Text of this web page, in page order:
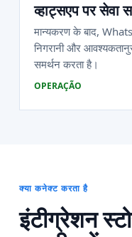
व्हाट्सएप पर सेवा
मान्यकरण के बाद,
निगरानी और
समर्थन करता है।
OPERAÇÃO
क्या कनेक्ट करता है
इंटीग्रेशन